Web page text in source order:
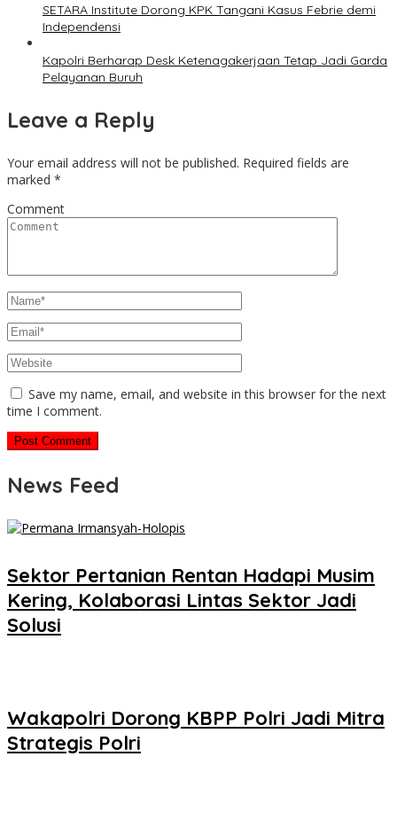
SETARA Institute Dorong KPK Tangani Kasus Febrie demi
Independensi
Kapolri Berharap Desk Ketenagakerjaan Tetap Jadi Garda
Pelayanan Buruh
Leave a Reply
Your email address will not be published. Required fields are
marked *
Comment
Save my name, email, and website in this browser for the next
time I comment.
News Feed
Sektor Pertanian Rentan Hadapi Musim
Kering, Kolaborasi Lintas Sektor Jadi
Solusi
Wakapolri Dorong KBPP Polri Jadi Mitra
Strategis Polri